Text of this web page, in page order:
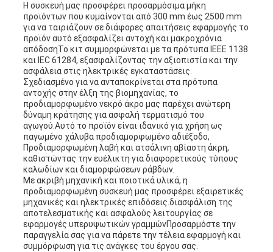
Η συσκευή μας προσφέρει προσαρμόσιμα μήκη
προϊόντων που κυμαίνονται από 300 mm έως 2500 mm
για να ταιριάζουν σε διάφορες απαιτήσεις εφαρμογής.το
προϊόν αυτό εξασφαλίζει αντοχή και μακροχρόνια
απόδοσηΤο κιτ συμμορφώνεται με τα πρότυπα IEEE 1138
και IEC 61284, εξασφαλίζοντας την αξιοπιστία και την
ασφάλεια στις ηλεκτρικές εγκαταστάσεις.
Σχεδιασμένο για να ανταποκρίνεται στα πρότυπα
αντοχής στην έλξη της βιομηχανίας, το
προδιαμορφωμένο νεκρό άκρο μας παρέχει ανώτερη
δύναμη κράτησης για ασφαλή τερματισμό του
αγωγού.Αυτό το προϊόν είναι ιδανικό για χρήση ως
παγωμένο χάλυβα προδιαμορφωμένο αδιέξοδο,
Προδιαμορφωμένη λαβή και ατσάλινη αβίαστη άκρη,
καθιστώντας την ευέλικτη για διαφορετικούς τύπους
καλωδίων και διαμορφώσεων ράβδων.
Με ακριβή μηχανική και ποιοτικά υλικά, η
προδιαμορφωμένη συσκευή μας προσφέρει εξαιρετικές
μηχανικές και ηλεκτρικές επιδόσεις.διασφάλιση της
αποτελεσματικής και ασφαλούς λειτουργίας σε
εφαρμογές υπερυψωτικών γραμμώνΠροσαρμόστε την
παραγγελία σας για να πάρετε την τέλεια εφαρμογή και
συμμόρφωση για τις ανάγκες του έργου σας.